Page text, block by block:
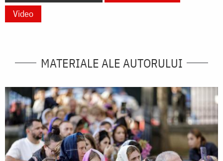
Video
MATERIALE ALE AUTORULUI